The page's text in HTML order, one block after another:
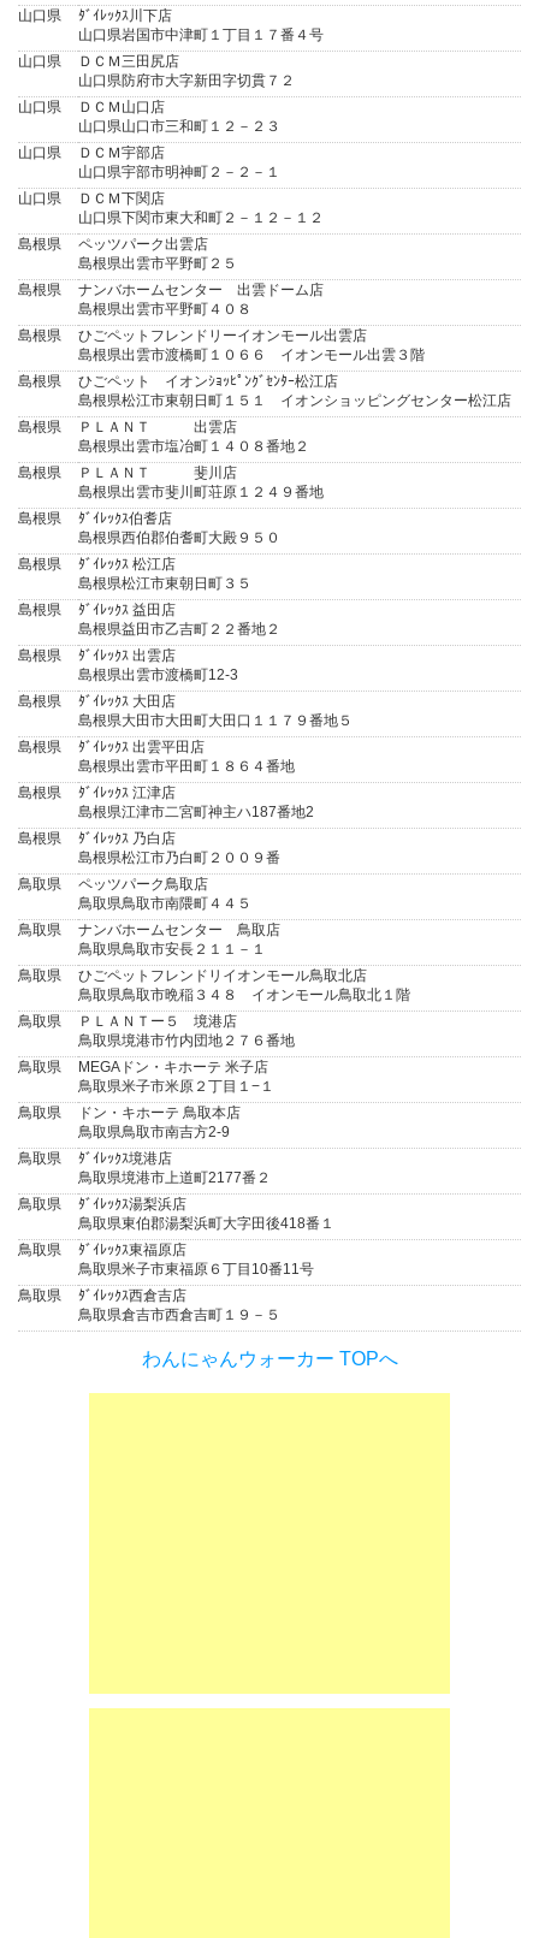
山口県
ﾀﾞｲﾚｯｸｽ川下店
山口県岩国市中津町１丁目１７番４号
山口県
ＤＣＭ三田尻店
山口県防府市大字新田字切貫７２
山口県
ＤＣＭ山口店
山口県山口市三和町１２－２３
山口県
ＤＣＭ宇部店
山口県宇部市明神町２－２－１
山口県
ＤＣＭ下関店
山口県下関市東大和町２－１２－１２
島根県
ペッツパーク出雲店
島根県出雲市平野町２５
島根県
ナンバホームセンター 出雲ドーム店
島根県出雲市平野町４０８
島根県
ひごペットフレンドリーイオンモール出雲店
島根県出雲市渡橋町１０６６ イオンモール出雲３階
島根県
ひごペット イオンｼｮｯﾋﾟﾝｸﾞｾﾝﾀｰ松江店
島根県松江市東朝日町１５１ イオンショッピングセンター松江店
島根県
ＰＬＡＮＴ 出雲店
島根県出雲市塩冶町１４０８番地２
島根県
ＰＬＡＮＴ 斐川店
島根県出雲市斐川町荘原１２４９番地
島根県
ﾀﾞｲﾚｯｸｽ伯耆店
島根県西伯郡伯耆町大殿９５０
島根県
ﾀﾞｲﾚｯｸｽ 松江店
島根県松江市東朝日町３５
島根県
ﾀﾞｲﾚｯｸｽ 益田店
島根県益田市乙吉町２２番地２
島根県
ﾀﾞｲﾚｯｸｽ 出雲店
島根県出雲市渡橋町12-3
島根県
ﾀﾞｲﾚｯｸｽ 大田店
島根県大田市大田町大田口１１７９番地５
島根県
ﾀﾞｲﾚｯｸｽ 出雲平田店
島根県出雲市平田町１８６４番地
島根県
ﾀﾞｲﾚｯｸｽ 江津店
島根県江津市二宮町神主ハ187番地2
島根県
ﾀﾞｲﾚｯｸｽ 乃白店
島根県松江市乃白町２００９番
鳥取県
ペッツパーク鳥取店
鳥取県鳥取市南隈町４４５
鳥取県
ナンバホームセンター 鳥取店
鳥取県鳥取市安長２１１－１
鳥取県
ひごペットフレンドリイオンモール鳥取北店
鳥取県鳥取市晩稲３４８ イオンモール鳥取北１階
鳥取県
ＰＬＡＮＴー５ 境港店
鳥取県境港市竹内団地２７６番地
鳥取県
MEGAドン・キホーテ 米子店
鳥取県米子市米原２丁目１−１
鳥取県
ドン・キホーテ 鳥取本店
鳥取県鳥取市南吉方2-9
鳥取県
ﾀﾞｲﾚｯｸｽ境港店
鳥取県境港市上道町2177番２
鳥取県
ﾀﾞｲﾚｯｸｽ湯梨浜店
鳥取県東伯郡湯梨浜町大字田後418番１
鳥取県
ﾀﾞｲﾚｯｸｽ東福原店
鳥取県米子市東福原６丁目10番11号
鳥取県
ﾀﾞｲﾚｯｸｽ西倉吉店
鳥取県倉吉市西倉吉町１９－５
わんにゃんウォーカー TOPへ